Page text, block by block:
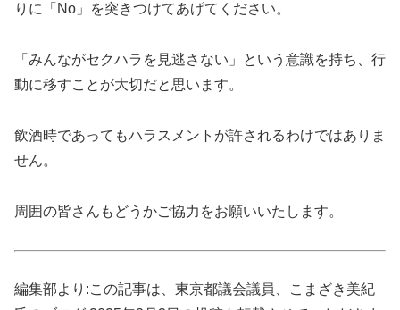
りに「No」を突きつけてあげてください。
「みんながセクハラを見逃さない」という意識を持ち、行
動に移すことが大切だと思います。
飲酒時であってもハラスメントが許されるわけではありま
せん。
周囲の皆さんもどうかご協力をお願いいたします。
編集部より:この記事は、東京都議会議員、こまざき美紀